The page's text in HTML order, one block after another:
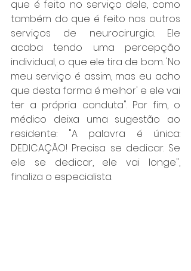
que é feito no serviço dele, como
também do que é feito nos outros
serviços de neurocirurgia. Ele
acaba tendo uma percepção
individual, o que ele tira de bom. 'No
meu serviço é assim, mas eu acho
que desta forma é melhor' e ele vai
ter a própria conduta". Por fim, o
médico deixa uma sugestão ao
residente: "A palavra é única:
DEDICAÇÃO! Precisa se dedicar. Se
ele se dedicar, ele vai longe",
finaliza o especialista.